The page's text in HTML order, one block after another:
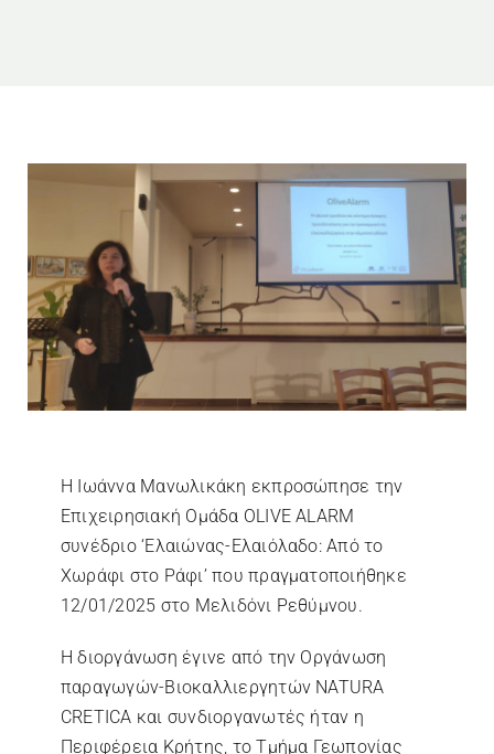
Η Ιωάννα Μανωλικάκη εκπροσώπησε την
Επιχειρησιακή Ομάδα OLIVE ALARM
συνέδριο ‘Ελαιώνας-Ελαιόλαδο: Από το
Χωράφι στο Ράφι’ που πραγματοποιήθηκε
12/01/2025 στο Μελιδόνι Ρεθύμνου.
Η διοργάνωση έγινε από την Οργάνωση
παραγωγών-Βιοκαλλιεργητών NATURA
CRETICA και συνδιοργανωτές ήταν η
Περιφέρεια Κρήτης, το Τμήμα Γεωπονίας